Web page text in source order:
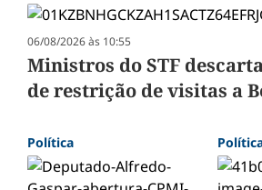
06/08/2026 às 10:55
Ministros do STF
de restrição de visitas a
Política